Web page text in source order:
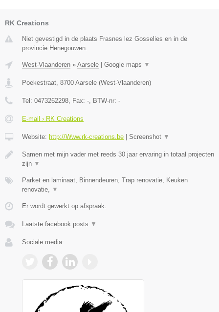
RK Creations
Niet gevestigd in de plaats Frasnes lez Gosselies en in de
provincie Henegouwen.
West-Vlaanderen » Aarsele Google maps ▼
Poekestraat 8700 Aarsele (West-Vlaanderen)
Tel: 0473262298 , Fax: - , BTW-nr: -
E-mail › RK Creations
Website: http://Www.rk-creations.be Screenshot ▼
Samen met mijn vader met reeds 30 jaar ervaring in totaal projecten
zijn ▼
Parket en laminaat, Binnendeuren, Trap renovatie, Keuken
renovatie,
▼
Er wordt gewerkt op afspraak.
Laatste facebook posts ▼
Sociale media: